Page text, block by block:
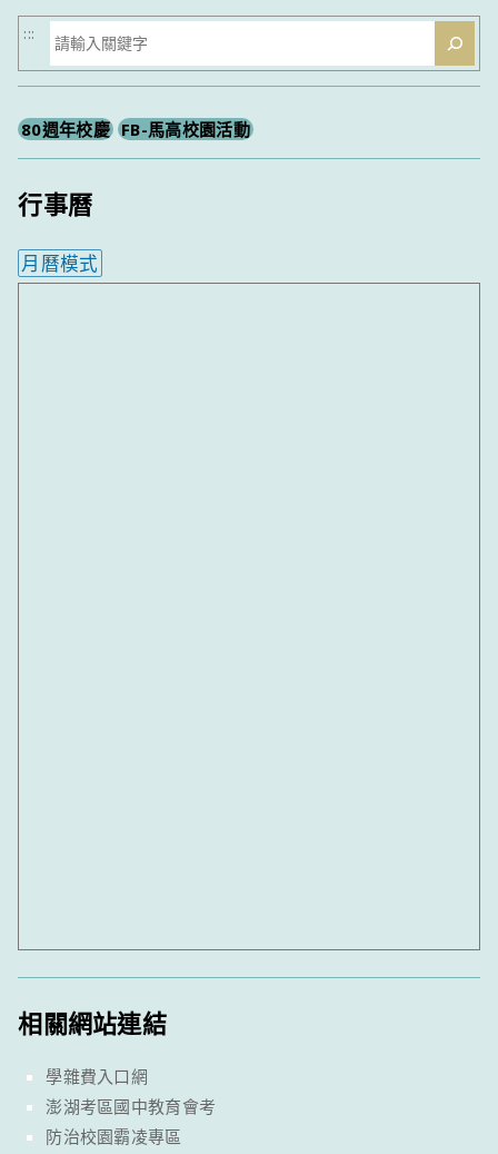
搜
尋
:::
80週年校慶 FB-馬高校園活動
行事曆
月曆模式
相關網站連結
學雜費入口網
澎湖考區國中教育會考
防治校園霸凌專區